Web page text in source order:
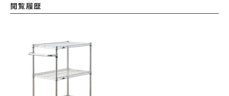
閲覧履歴